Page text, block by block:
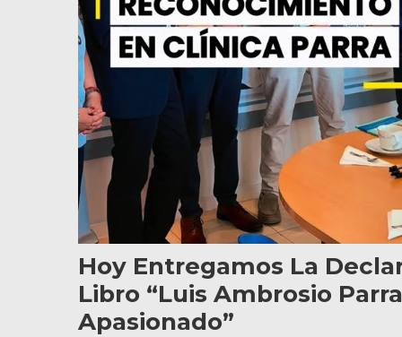
Hoy Entregamos La
Libro “Luis Ambrosio
Apasionado”